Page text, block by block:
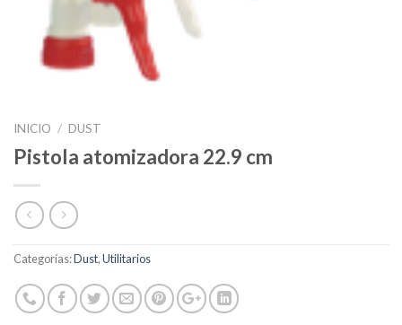
INICIO / DUST
Pistola atomizadora 22.9 cm
Categorías:Dust,Utilitarios